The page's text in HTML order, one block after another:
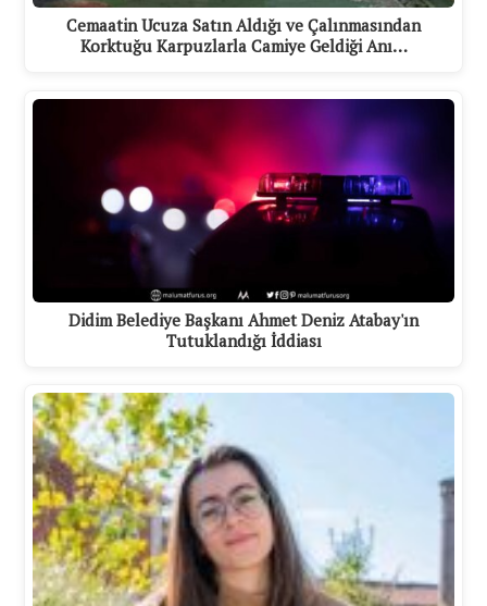
Cemaatin Ucuza Satın Aldığı ve Çalınmasından
Korktuğu Karpuzlarla Camiye Geldiği Anı…
Didim Belediye Başkanı Ahmet Deniz Atabay'ın
Tutuklandığı İddiası